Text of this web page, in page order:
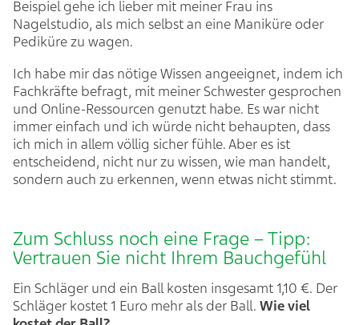
Beispiel gehe ich lieber mit meiner Frau ins
Nagelstudio, als mich selbst an eine Maniküre oder
Pediküre zu wagen.
Ich habe mir das nötige Wissen angeeignet, indem ich
Fachkräfte befragt, mit meiner Schwester gesprochen
und Online-Ressourcen genutzt habe. Es war nicht
immer einfach und ich würde nicht behaupten, dass
ich mich in allem völlig sicher fühle. Aber es ist
entscheidend, nicht nur zu wissen, wie man handelt,
sondern auch zu erkennen, wenn etwas nicht stimmt.
Zum Schluss noch eine Frage – Tipp:
Vertrauen Sie nicht Ihrem Bauchgefühl
Ein Schläger und ein Ball kosten insgesamt 1,10 €. Der
Schläger kostet 1 Euro mehr als der Ball. Wie viel